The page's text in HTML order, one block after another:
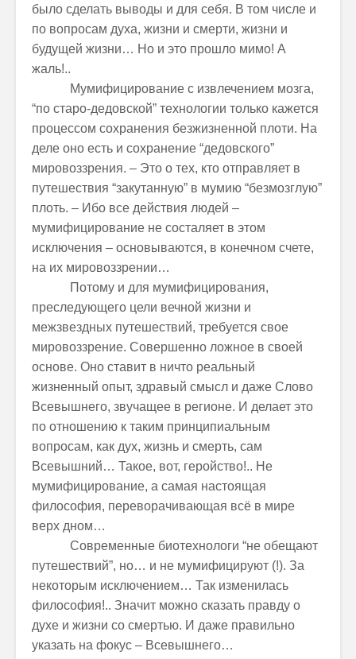
было сделать выводы и для себя. В том числе и
по вопросам духа, жизни и смерти, жизни и
будущей жизни… Но и это прошло мимо! А
жаль!..
Мумифицирование с извлечением мозга,
“по старо-дедовской” технологии только кажется
процессом сохранения безжизненной плоти. На
деле оно есть и сохранение “дедовского”
мировоззрения. – Это о тех, кто отправляет в
путешествия “закутанную” в мумию “безмозглую”
плоть. – Ибо все действия людей –
мумифицирование не состаляет в этом
исключения – основываются, в конечном счете,
на их мировоззрении…
Потому и для мумифицирования,
преследующего цели вечной жизни и
межзвездных путешествий, требуется свое
мировоззрение. Совершенно ложное в своей
основе. Оно ставит в ничто реальный
жизненный опыт, здравый смысл и даже Слово
Всевышнего, звучащее в регионе. И делает это
по отношению к таким принципиальным
вопросам, как дух, жизнь и смерть, сам
Всевышний… Такое, вот, геройство!.. Не
мумифицирование, а самая настоящая
философия, переворачивающая всё в мире
верх дном…
Современные биотехнологи “не обещают
путешествий”, но… и не мумифицируют (!). За
некоторым исключением… Так изменилась
философия!.. Значит можно сказать правду о
духе и жизни со смертью. И даже правильно
указать на фокус – Всевышнего…